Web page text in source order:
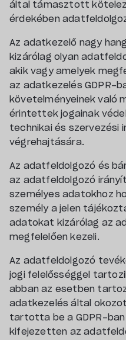
által támasztott
érdekében
Az adatkezelő nagy
kizárólag olyan
akik vagy amelyek
az adatkezelés GDPR-
követelményeinek való
érintettek jogainak
technikai és szervezési
végrehajtására.
Az adatfeldolgozó és
az adatfeldolgozó
személyes adatokhoz
személy a jelen
adatokat kizárólag az
megfelelően kezeli.
Az adatfeldolgozó
jogi felelősséggel
abban az esetben
adatkezelés által
tartotta be a GDPR-
kifejezetten az